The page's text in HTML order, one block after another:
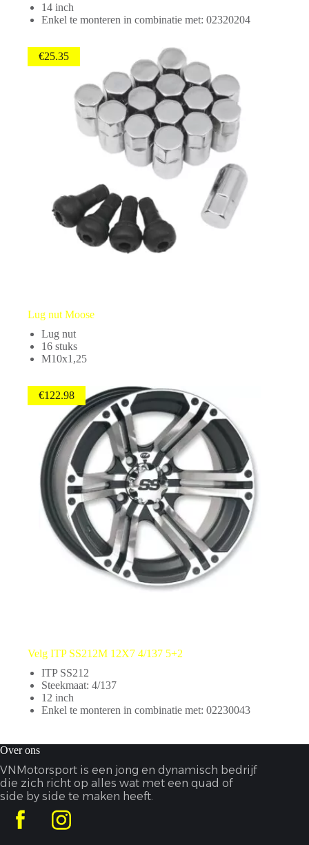
14 inch
Enkel te monteren in combinatie met: 02320204
Lug nut Moose
€25.35
Lug nut
16 stuks
M10x1,25
Velg ITP SS212M 12X7 4/137 5+2
€122.98
ITP SS212
Steekmaat: 4/137
12 inch
Enkel te monteren in combinatie met: 02230043
Over ons
VNMotorsport is een jong en dynamisch bedrijf
die zich richt op alles wat met een quad of
side by side te maken heeft.